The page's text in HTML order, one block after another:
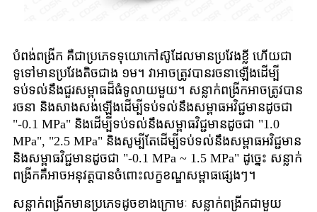
បំពង់ពង្រីក គឺជាប្រភេទទុយោកៅស៊ូដែលមានប្រវែងខ្លី ហើយជា
ទូទៅមានប្រវែងតិចជាង ១ម។ វាអាចត្រូវបានរចនាឡើងដើម្បី
ទប់ទល់នឹងជួរសម្ពាធដ៏ធំទូលាយមួយ។ សន្លាក់ពង្រីកអាចត្រូវបាន
រចនា និងសាងសង់ឡើងដើម្បីទប់ទល់នឹងសម្ពាធអវិជ្ជមានដូចជា
"-0.1 MPa" និងដើម្បីទប់ទល់នឹងសម្ពាធវិជ្ជមានដូចជា "1.0
MPa", "2.5 MPa" និងសូម្បីតែដើម្បីទប់ទល់នឹងសម្ពាធអវិជ្ជមាន
និងសម្ពាធវិជ្ជមានដូចជា "-0.1 MPa ~ 1.5 MPa" ដូច្នេះ សន្លាក់
ពង្រីកគឺអាចអនុវត្តបានចំពោះលក្ខខណ្ឌសម្ពាធផ្សេងៗ។
សន្លាក់ពង្រីកមានប្រភេទដូចខាងក្រោមៈ សន្លាក់ពង្រីកជាមួយ